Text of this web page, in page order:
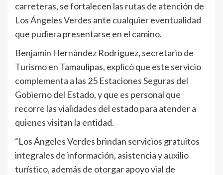
carreteras, se fortalecen las rutas de atención de
Los Ángeles Verdes ante cualquier eventualidad
que pudiera presentarse en el camino.
Benjamín Hernández Rodríguez, secretario de
Turismo en Tamaulipas, explicó que este servicio
complementa a las 25 Estaciones Seguras del
Gobierno del Estado, y que es personal que
recorre las vialidades del estado para atender a
quienes visitan la entidad.
“Los Ángeles Verdes brindan servicios gratuitos
integrales de información, asistencia y auxilio
turístico, además de otorgar apoyo vial de